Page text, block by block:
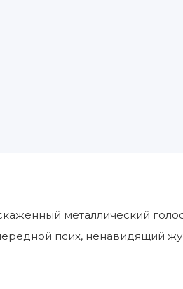
металлический
псих, ненавидящий